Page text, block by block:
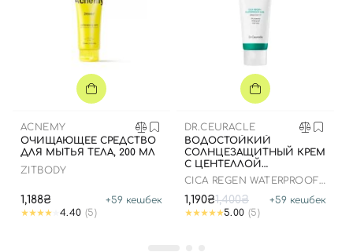
ACNEMY
ОЧИЩАЮЩЕЕ СРЕДСТВО
ДЛЯ МЫТЬЯ ТЕЛА, 200 МЛ
ZITBODY
1,188₴ +59 кешбек
4.40 (5)
DR.CEURACLE
ВОДОСТОЙКИЙ
СОЛНЦЕЗАЩИТНЫЙ КРЕМ
С ЦЕНТЕЛЛОЙ
АЗИАТСКОЙ, 100 МЛ ДО
CICA REGEN WATERPROOF
1,190₴1,400₴ +59 кешбек
5.00 (5)